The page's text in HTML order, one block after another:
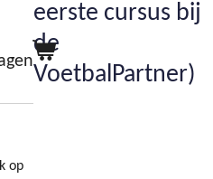
eerste cursus bij
de
VoetbalPartner)
op